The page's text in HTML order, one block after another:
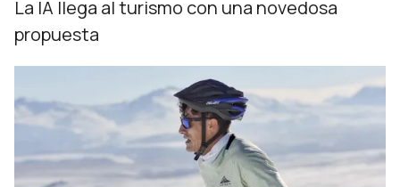
La IA llega al turismo con una novedosa
propuesta